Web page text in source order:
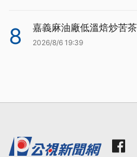
8 嘉義麻油廠低溫焙炒苦
2026/8/6 19:39